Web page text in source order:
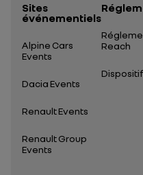
Sites
événementiels
Alpine Cars
Events
Dacia Events
Renault Events
Renault Group
Events
Reach
Dispositif